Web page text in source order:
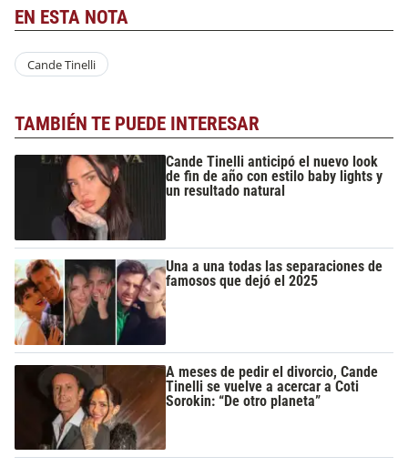
EN ESTA NOTA
Cande Tinelli
TAMBIÉN TE PUEDE INTERESAR
Cande Tinelli anticipó el nuevo look
de fin de año con estilo baby lights y
un resultado natural
Una a una todas las separaciones de
famosos que dejó el 2025
A meses de pedir el divorcio, Cande
Tinelli se vuelve a acercar a Coti
Sorokin: “De otro planeta”